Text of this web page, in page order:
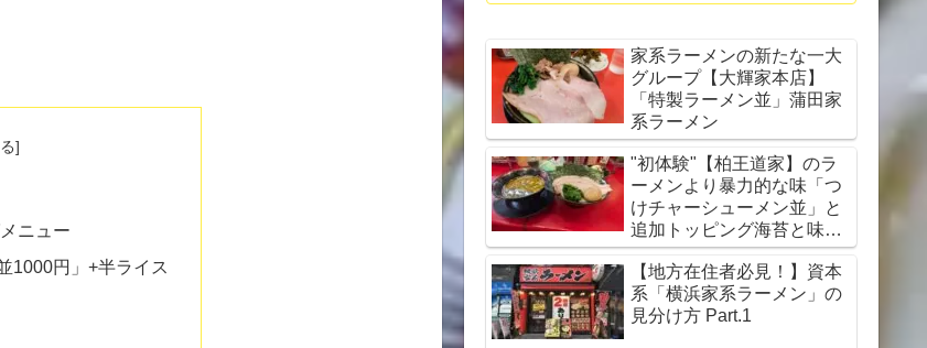
ニュー
1000円」+半ライス
家系ラーメンの新たな一大
グループ【大輝家本店】
「特製ラーメン並」蒲田家
系ラーメン
"初体験"【柏王道家】のラ
ーメンより暴力的な味「つ
けチャーシューメン並」と
追加トッピング海苔と味
玉 横浜家系ラーメン
「王道家グループ」柏市ラ
ーメン
【地方在住者必見！】資本
系「横浜家系ラーメン」の
見分け方 Part.1